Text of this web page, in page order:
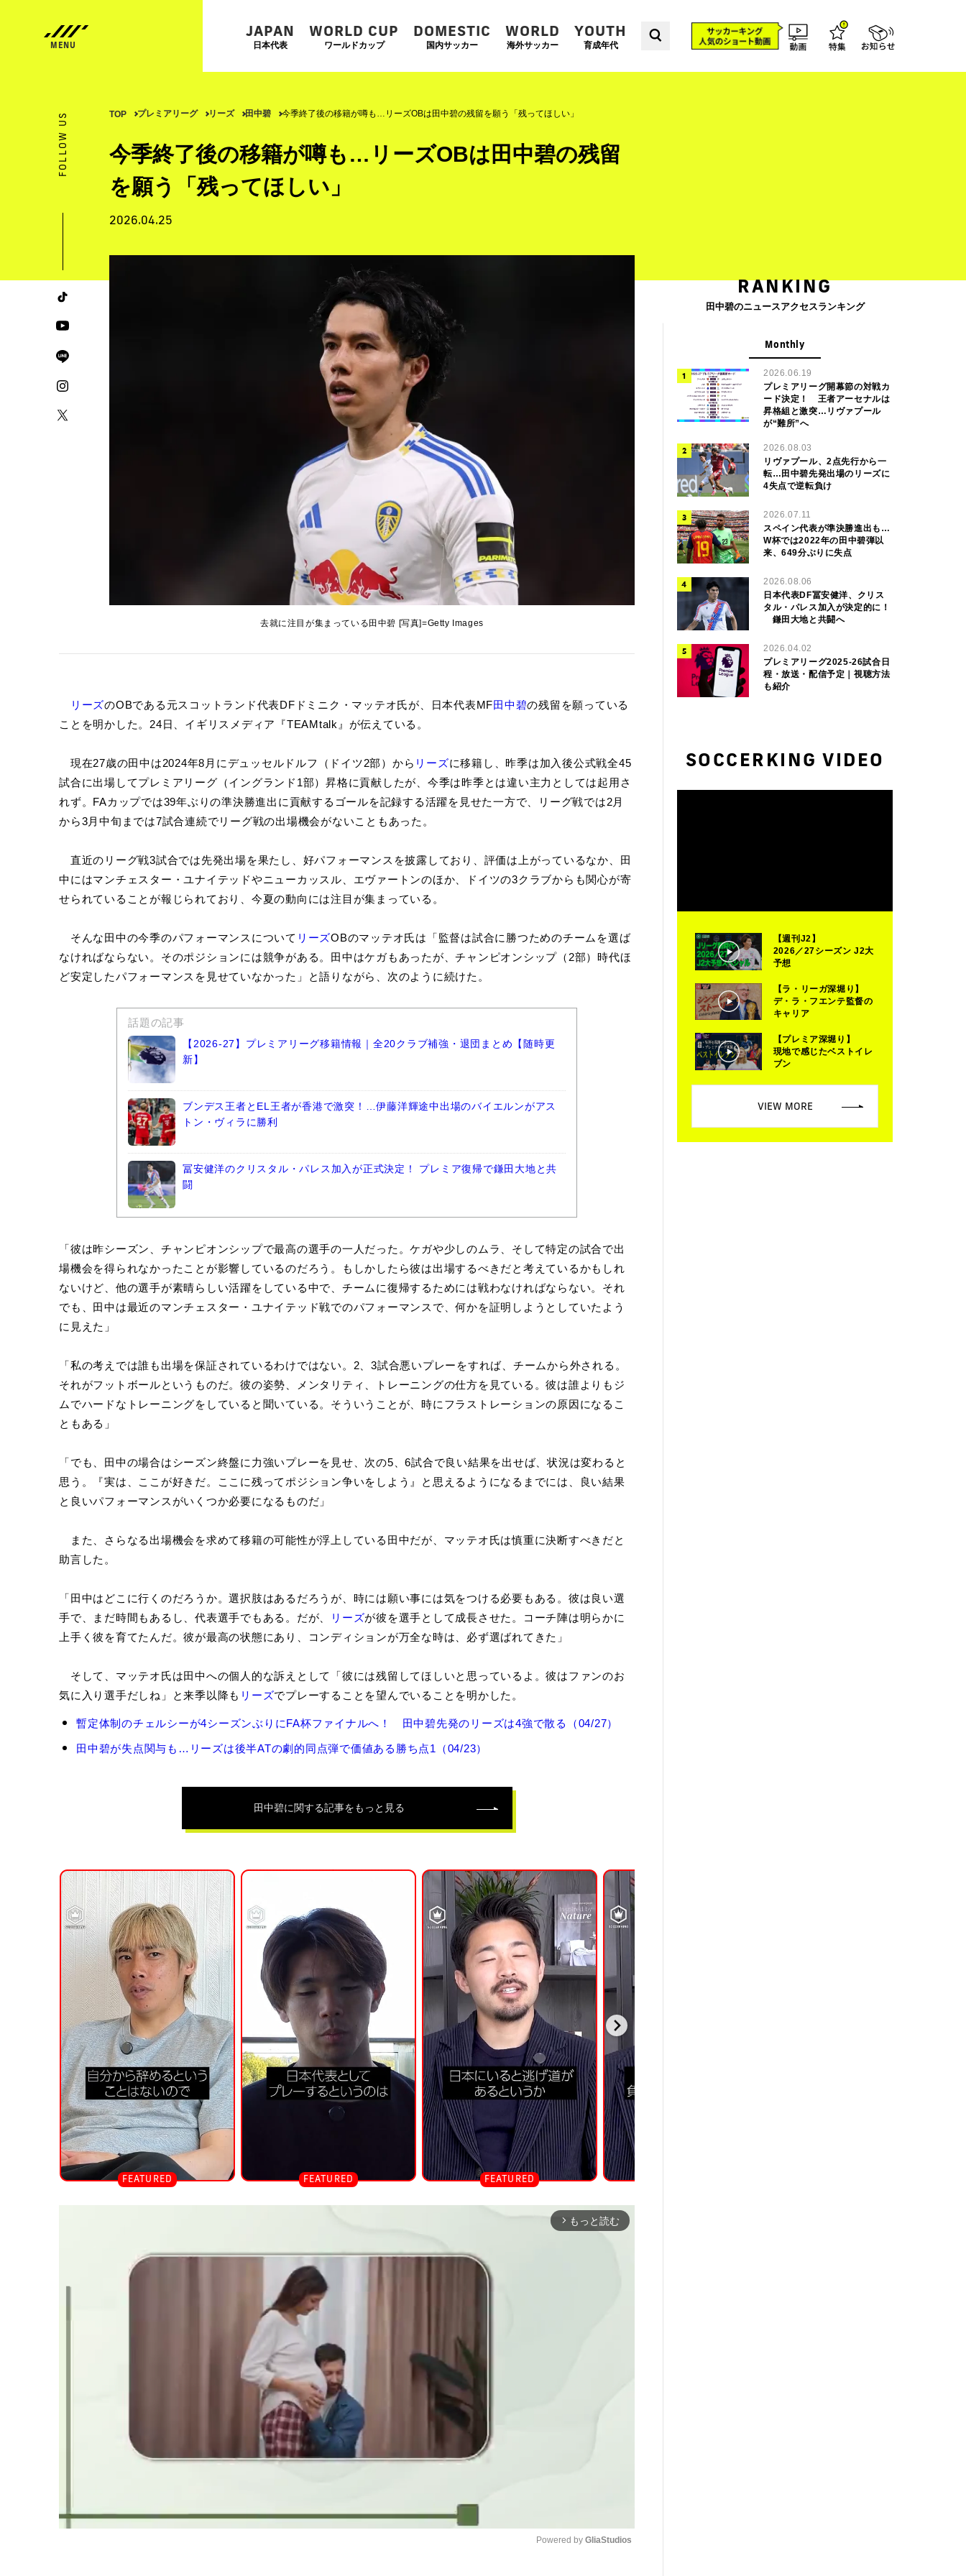
JAPAN
日本代表
WORLD CUP
ワールドカップ
DOMESTIC
国内サッカー
WORLD
海外サッカー
YOUTH
育成年代
FOLLOW US TOP プレミアリーグ リーズ 田中碧 今季終了後の移籍が噂も…リーズOBは田中碧の残留を願う「残ってほしい」
今季終了後の移籍が噂も…リーズOBは田中碧の残留
を願う「残ってほしい」
2026.04.25
去就に注目が集まっている田中碧 [写真]=Getty Images
リーズのOBである元スコットランド代表DFドミニク・マッテオ氏が、日本代表MF田中碧の残留を願っている
ことを明かした。24日、イギリスメディア『TEAMtalk』が伝えている。
現在27歳の田中は2024年8月にデュッセルドルフ（ドイツ2部）から リーズに移籍し、昨季は加入後公式戦全45
試合に出場してプレミアリーグ（イングランド1部）昇格に貢献したが、今季は昨季とは違い主力としては起用さ
れず。FAカップでは39年ぶりの準決勝進出に貢献するゴールを記録する活躍を見せた一方で、リーグ戦では2月
から3月中旬までは7試合連続でリーグ戦の出場機会がないこともあった。
直近のリーグ戦3試合では先発出場を果たし、好パフォーマンスを披露しており、評価は上がっているなか、田
中にはマンチェスター・ユナイテッドやニューカッスル、エヴァートンのほか、ドイツの3クラブからも関心が寄
せられていることが報じられており、今夏の動向には注目が集まっている。
そんな田中の今季のパフォーマンスについて リーズOBのマッテオ氏は「監督は試合に勝つためのチームを選ば
なければならない。そのポジションには競争がある。田中はケガもあったが、チャンピオンシップ（2部）時代ほ
ど安定したパフォーマンスを見せていなかった」と語りながら、次のように続けた。
話題の記事
【2026-27】プレミアリーグ移籍情報｜全20クラブ補強・退団まとめ【随時更
新】
ブンデス王者とEL王者が香港で激突！…伊藤洋輝途中出場のバイエルンがアス
トン・ヴィラに勝利
冨安健洋のクリスタル・パレス加入が正式決定！ プレミア復帰で鎌田大地と共
闘
「彼は昨シーズン、チャンピオンシップで最高の選手の一人だった。ケガや少しのムラ、そして特定の試合で出
場機会を得られなかったことが影響しているのだろう。もしかしたら彼は出場するべきだと考えているかもしれ
ないけど、他の選手が素晴らしい活躍をしている中で、チームに復帰するためには戦わなければならない。それ
でも、田中は最近のマンチェスター・ユナイテッド戦でのパフォーマンスで、何かを証明しようとしていたよう
に見えた」
「私の考えでは誰も出場を保証されているわけではない。2、3試合悪いプレーをすれば、チームから外される。
それがフットボールというものだ。彼の姿勢、メンタリティ、トレーニングの仕方を見ている。彼は誰よりもジ
ムでハードなトレーニングをしていると聞いている。そういうことが、時にフラストレーションの原因になるこ
ともある」
「でも、田中の場合はシーズン終盤に力強いプレーを見せ、次の5、6試合で良い結果を出せば、状況は変わると
思う。『実は、ここが好きだ。ここに残ってポジション争いをしよう』と思えるようになるまでには、良い結果
と良いパフォーマンスがいくつか必要になるものだ」
また、さらなる出場機会を求めて移籍の可能性が浮上している田中だが、マッテオ氏は慎重に決断すべきだと
助言した。
「田中はどこに行くのだろうか。選択肢はあるだろうが、時には願い事には気をつける必要もある。彼は良い選
手で、まだ時間もあるし、代表選手でもある。だが、
リーズが彼を選手として成長させた。コーチ陣は明らかに
上手く彼を育てたんだ。彼が最高の状態にあり、コンディションが万全な時は、必ず選ばれてきた」
そして、マッテオ氏は田中への個人的な訴えとして「彼には残留してほしいと思っているよ。彼はファンのお
気に入り選手だしね」と来季以降も リーズでプレーすることを望んでいることを明かした。
田
碧
暫定体制のチェルシーが4シーズンぶりにFA杯ファイナルへ！ 田中碧先発のリーズは4強で散る（04/27）
田中碧が失点関与も…リーズは後半ATの劇的同点弾で価値ある勝ち点1（04/23）
田中碧に関する記事をもっと見る
arrow_forward_ios もっと読む
Powered by GliaStudios
RANKING
田中碧のニュースアクセスランキング
Monthly
2026.06.19
プレミアリーグ開幕節の対戦カ
ード決定！ 王者アーセナルは
昇格組と激突…リヴァプール
が“難所”へ
2026.08.03
リヴァプール、2点先行から一
転…田中碧先発出場のリーズに
4失点で逆転負け
2026.07.11
スペイン代表が準決勝進出も…
W杯では2022年の田中碧弾以
来、649分ぶりに失点
2026.08.06
日本代表DF冨安健洋、クリス
タル・パレス加入が決定的に！
鎌田大地と共闘へ
2026.04.02
プレミアリーグ2025-26試合日
程・放送・配信予定｜視聴方法
も紹介
SOCCERKING VIDEO
【週刊J2】
2026／27シーズン J2大
予想
【ラ・リーガ深堀り】
デ・ラ・フエンテ監督の
キャリア
【プレミア深堀り】
現地で感じたベストイレ
ブン
VIEW MORE